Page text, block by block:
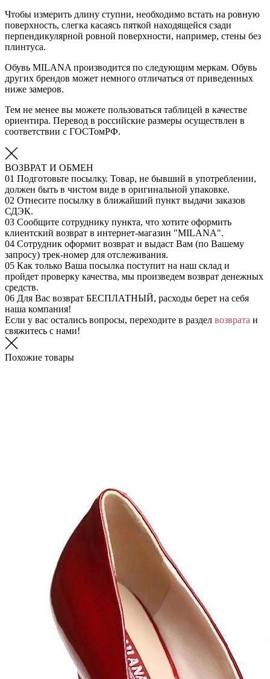
Чтобы измерить длину ступни, необходимо встать на ровную
поверхность, слегка касаясь пяткой находящейся сзади
перпендикулярной ровной поверхности, например, стены без
плинтуса.
Обувь MILANA производится по следующим меркам. Обувь
других брендов может немного отличаться от приведенных
ниже замеров.
Тем не менее вы можете пользоваться таблицей в качестве
ориентира. Перевод в российские размеры осуществлен в
соответствии с ГОСТомРФ.
ВОЗВРАТ И ОБМЕН
01 Подготовьте посылку. Товар, не бывший в употреблении,
должен быть в чистом виде в оригинальной упаковке.
02 Отнесите посылку в ближайший пункт выдачи заказов
СДЭК.
03 Сообщите сотруднику пункта, что хотите оформить
клиентский возврат в интернет-магазин "MILANA".
04 Сотрудник оформит возврат и выдаст Вам (по Вашему
запросу) трек-номер для отслеживания.
05 Как только Ваша посылка поступит на наш склад и
пройдет проверку качества, мы произведем возврат денежных
средств.
06 Для Вас возврат БЕСПЛАТНЫЙ, расходы берет на себя
наша компания!
Если у вас остались вопросы, переходите в раздел возврата и
свяжитесь с нами!
Похожие товары